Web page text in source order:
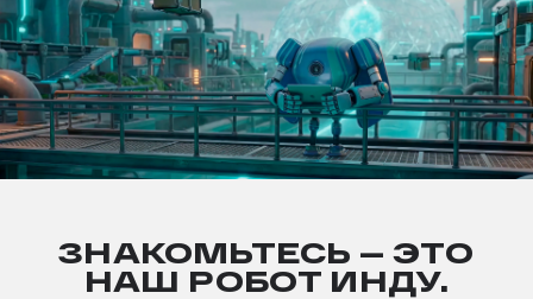
ЗНАКОМЬТЕСЬ — ЭТО
НАШ РОБОТ ИНДУ.